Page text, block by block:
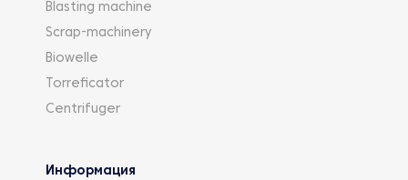
Blasting machine
Scrap-machinery
Biowelle
Torreficator
Centrifuger
Информация